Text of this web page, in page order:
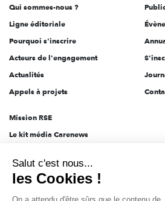
Qui sommes-nous ?
Ligne éditoriale
Pourquoi s'inscrire
Acteurs de l'engagement
Actualités
Appels à projets
Mission RSE
Le kit média Carenews
AEF info
Novethic
Salut c'est nous...
les Cookies !
On a attendu d'être sûrs que le contenu de